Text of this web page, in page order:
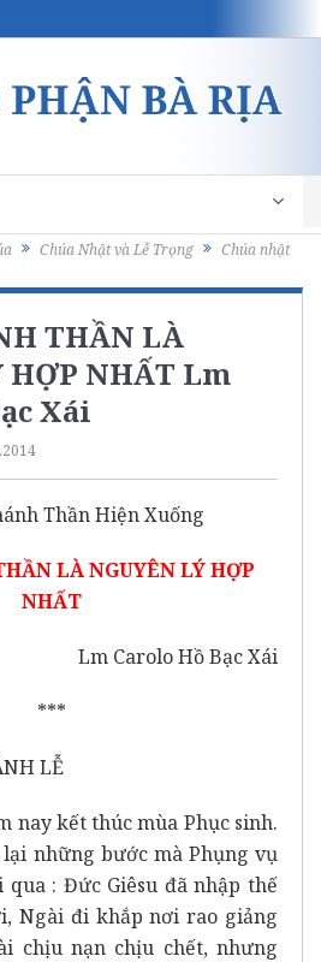
Chúa Nhật và Lễ Trọng Chúa nhật
THẦN LÀ
HỢP NHẤT Lm
Xái
Thần Hiện Xuống
LÀ NGUYÊN LÝ HỢP
NHẤT
Lm Carolo Hồ Bạc Xái
***
LỄ
nay kết thúc mùa Phục sinh.
những bước mà Phụng vụ
qua : Đức Giêsu đã nhập thế
Ngài đi khắp nơi rao giảng
chịu nạn chịu chết, nhưng